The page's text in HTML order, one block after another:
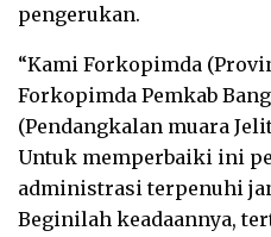
pengerukan.
“Kami Forkopimda
Forkopimda Pemkab
(Pendangkalan muara
Untuk memperbaiki ini
administrasi terpenuhi
Beginilah keadaannya,